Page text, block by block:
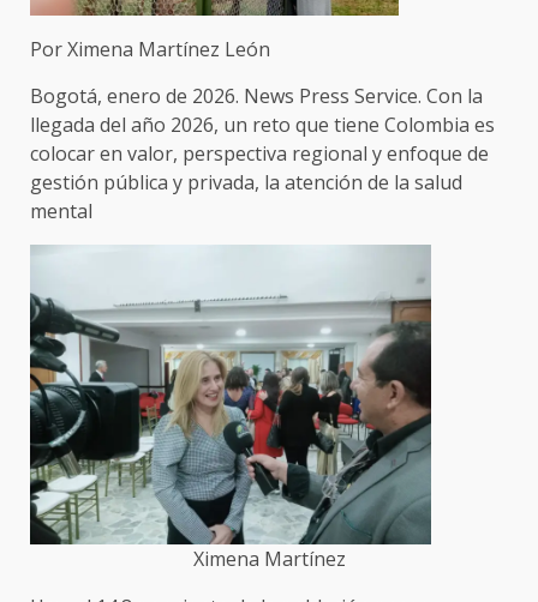
Por Ximena Martínez León
Bogotá, enero de 2026. News Press Service. Con la
llegada del año 2026, un reto que tiene Colombia es
colocar en valor, perspectiva regional y enfoque de
gestión pública y privada, la atención de la salud
mental
Ximena Martínez